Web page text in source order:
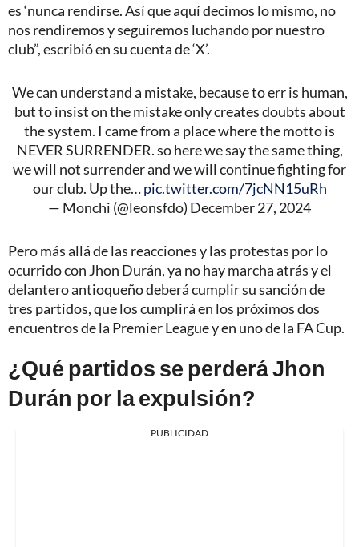
es ‘nunca rendirse. Así que aquí decimos lo mismo, no
nos rendiremos y seguiremos luchando por nuestro
club”, escribió en su cuenta de ‘X’.
We can understand a mistake, because to err is human,
but to insist on the mistake only creates doubts about
the system. I came from a place where the motto is
NEVER SURRENDER. so here we say the same thing,
we will not surrender and we will continue fighting for
our club. Up the…pic.twitter.com/7jcNN15uRh
— Monchi (@leonsfdo) December 27, 2024
Pero más allá de las reacciones y las protestas por lo
ocurrido con Jhon Durán, ya no hay marcha atrás y el
delantero antioqueño deberá cumplir su sanción de
tres partidos, que los cumplirá en los próximos dos
encuentros de la Premier League y en uno de la FA Cup.
¿Qué partidos se perderá Jhon
Durán por la expulsión?
PUBLICIDAD